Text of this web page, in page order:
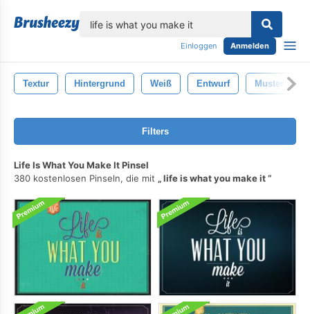
Einloggen Anmelden
Textur Hintergrund Weiß Entwurf Muster
Filters
Life Is What You Make It Pinsel
380 kostenlosen Pinseln, die mit
life is what you make it